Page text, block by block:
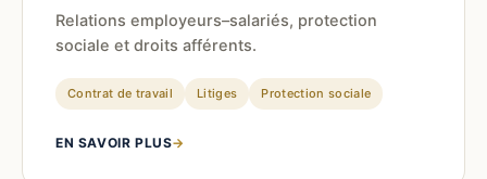
Relations employeurs–salariés, protection
sociale et droits afférents.
Contrat de travail Litiges Protection sociale
EN SAVOIR PLUS→